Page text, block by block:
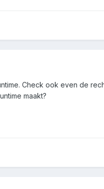
Check ook even de
maakt?